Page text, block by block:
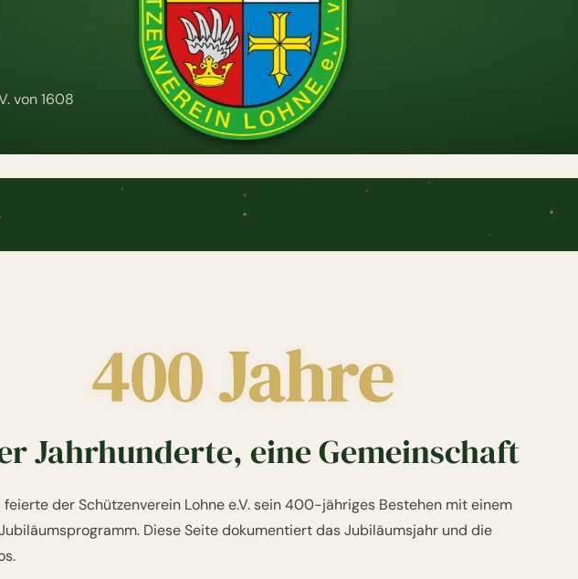
von 1608
400 Jahre
Jahrhunderte, eine Gemeinschaft
der Schützenverein Lohne e.V. sein 400-jähriges Bestehen mit einem
Diese Seite dokumentiert das Jubiläumsjahr und die